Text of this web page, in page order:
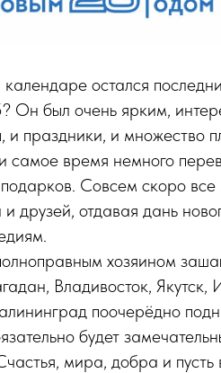
остался
Он был очень ярким,
и праздники, и множество
время немного
Совсем скоро
друзей, отдавая дань
хозяином
Владивосток, Якутск,
поочерёдно
будет
мира, добра и пусть